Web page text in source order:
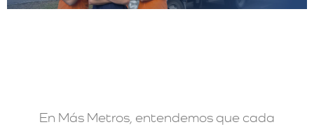
En Más Metros, entendemos que cada